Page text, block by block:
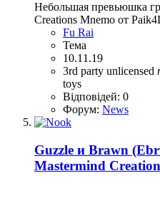
Небольшая превьюшка
Creations Mnemo от
Fu Rai
Тема
10.11.19
3rd party unlicensed
toys
Відповідей: 0
Форум: News
Guzzle и Brawn
Mastermind